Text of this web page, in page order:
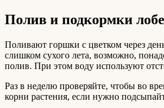
Полив и подкормки
Поливают горшки с цветком через
слишком сухого лета, возможно,
полив. При этом воду используют
Раз в неделю проверяйте, чтобы во
корни растения, если нужно